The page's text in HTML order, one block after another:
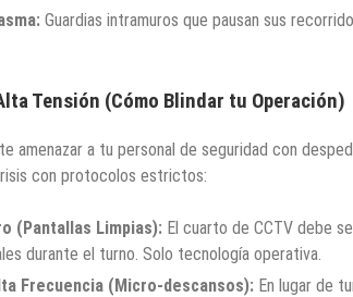
Guardias intramuros que pausan sus
Tensión (Cómo Blindar tu Operación)
amenazar a tu personal de seguridad con
con protocolos estrictos:
(Pantallas Limpias): El cuarto de CCTV debe
durante el turno. Solo tecnología operativa.
Frecuencia (Micro-descansos): En lugar de